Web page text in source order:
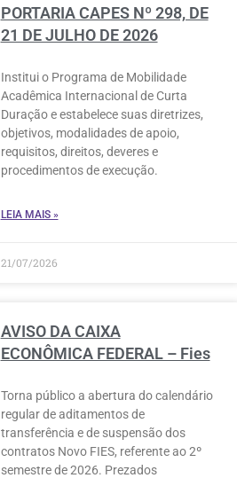
PORTARIA CAPES Nº 298, DE
21 DE JULHO DE 2026
Institui o Programa de Mobilidade
Acadêmica Internacional de Curta
Duração e estabelece suas diretrizes,
objetivos, modalidades de apoio,
requisitos, direitos, deveres e
procedimentos de execução.
LEIA MAIS »
21/07/2026
AVISO DA CAIXA
ECONÔMICA FEDERAL – Fies
Torna público a abertura do calendário
regular de aditamentos de
transferência e de suspensão dos
contratos Novo FIES, referente ao 2º
semestre de 2026. Prezados